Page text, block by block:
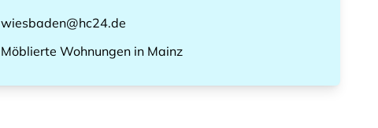
wiesbaden@hc24.de
Möblierte Wohnungen in Mainz